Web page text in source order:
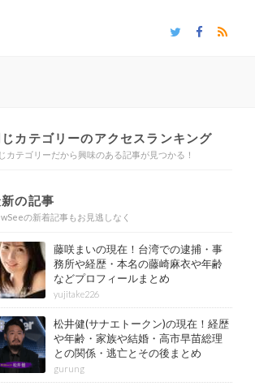
じカテゴリーのアクセスランキング
カテゴリーだから興味のある記事が見つかる！
の記事
の新着記事もお見逃しなく
藤咲まいの現在！台湾での逮捕・事
務所や経歴・本名の藤崎麻衣や年齢
などプロフィールまとめ
yujitake226
松井健(サナエトークン)の現在！経歴
や年齢・家族や結婚・高市早苗総理
との関係・逃亡とその後まとめ
gurung